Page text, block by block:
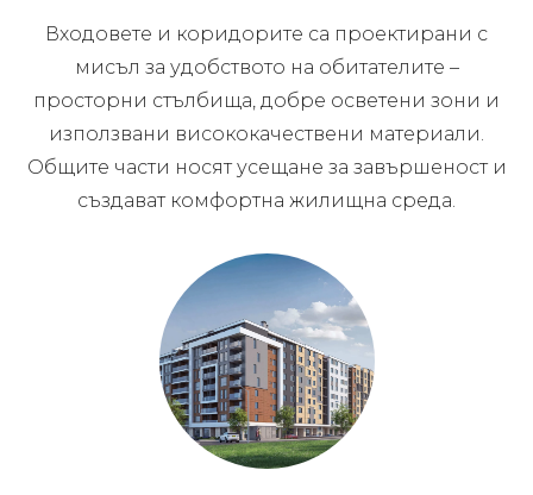
Входовете и коридорите са проектирани с
мисъл за удобството на обитателите –
просторни стълбища, добре осветени зони и
използвани висококачествени материали.
Общите части носят усещане за завършеност и
създават комфортна жилищна среда.